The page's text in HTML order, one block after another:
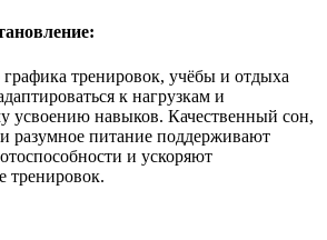
графика тренировок, учёбы и отдыха
к нагрузкам и
усвоению навыков. Качественный сон,
разумное питание поддерживают
и ускоряют
тренировок.